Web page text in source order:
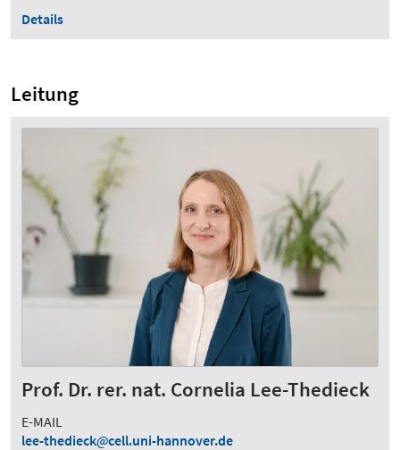
Details
Leitung
Prof. Dr. rer. nat. Cornelia Lee-Thedieck
E-MAIL
lee-thedieck
cell.uni-hannover.de